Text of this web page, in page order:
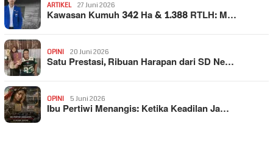
ARTIKEL 27 Juni 2026
Kawasan Kumuh 342 Ha & 1.388 RTLH: M…
OPINI 20 Juni 2026
Satu Prestasi, Ribuan Harapan dari SD Ne…
OPINI 5 Juni 2026
Ibu Pertiwi Menangis: Ketika Keadilan Ja…